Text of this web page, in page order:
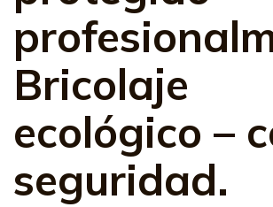
Bricolaje
ecológico –
seguridad.